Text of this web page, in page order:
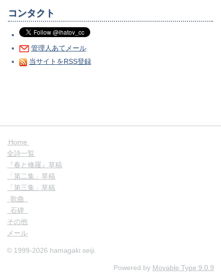
コンタクト
管理人あてメール
当サイトをRSS登録
Home
全詩一覧
『春と修羅』草稿
「第二集」草稿
「第三集」草稿
歌曲
石碑
その他
メール
© 1999-2026 hamagaki seiji.
Powered by Movable Type 9.0.9